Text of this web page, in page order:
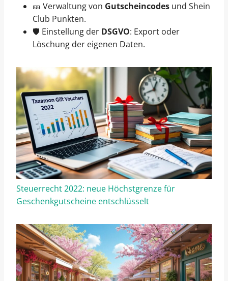
🎫 Verwaltung von Gutscheincodes und Shein
Club Punkten.
🛡️ Einstellung der DSGVO: Export oder
Löschung der eigenen Daten.
Steuerrecht 2022: neue Höchstgrenze für
Geschenkgutscheine entschlüsselt